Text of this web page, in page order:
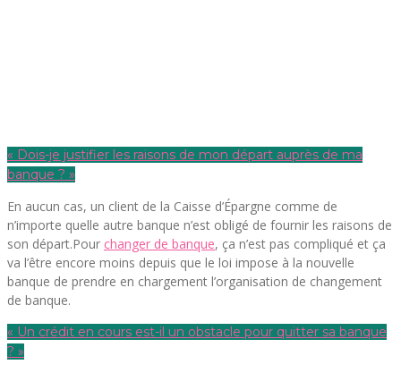
« Dois-je justifier les raisons de mon départ auprès de ma
banque ? »
En aucun cas, un client de la Caisse d’Épargne comme de
n’importe quelle autre banque n’est obligé de fournir les raisons de
son départ.Pour changer de banque, ça n’est pas compliqué et ça
va l’être encore moins depuis que le loi impose à la nouvelle
banque de prendre en chargement l’organisation de changement
de banque.
« Un crédit en cours est-il un obstacle pour quitter sa banque
? »